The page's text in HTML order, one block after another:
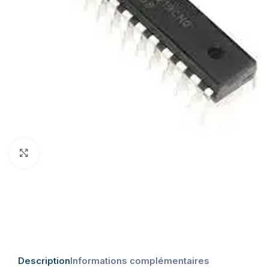
DescriptionInformations complémentaires